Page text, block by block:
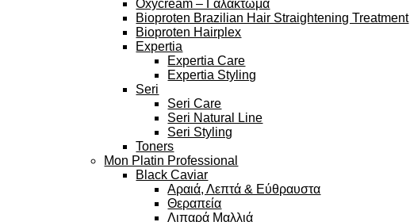
Oxycream – Γαλάκτωμα
Bioproten Brazilian Hair Straightening Treatment
Bioproten Hairplex
Expertia
Expertia Care
Expertia Styling
Seri
Seri Care
Seri Natural Line
Seri Styling
Toners
Mon Platin Professional
Black Caviar
Αραιά, Λεπτά & Εύθραυστα
Θεραπεία
Λιπαρά Μαλλιά